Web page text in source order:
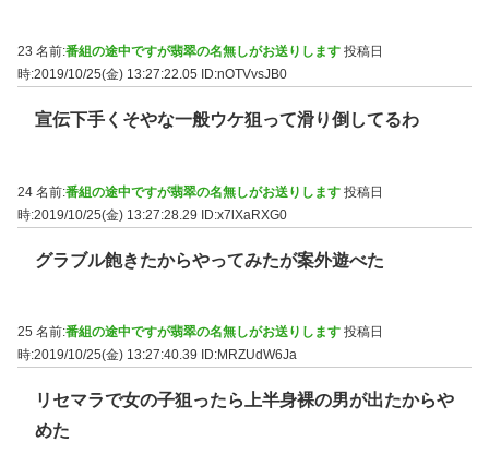
23 名前:番組の途中ですが翡翠の名無しがお送りします 投稿日
時:2019/10/25(金) 13:27:22.05
ID:nOTVvsJB0
宣伝下手くそやな一般ウケ狙って滑り倒してるわ
24 名前:番組の途中ですが翡翠の名無しがお送りします 投稿日
時:2019/10/25(金) 13:27:28.29 ID:x7lXaRXG0
グラブル飽きたからやってみたが案外遊べた
25 名前:番組の途中ですが翡翠の名無しがお送りします 投稿日
時:2019/10/25(金) 13:27:40.39
ID:MRZUdW6Ja
リセマラで女の子狙ったら上半身裸の男が出たからや
めた